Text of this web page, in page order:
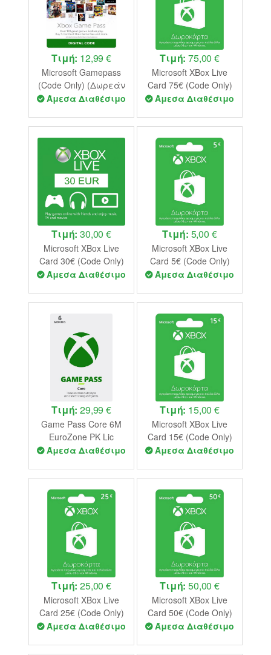
Τιμή: 12,99 €
Microsoft Gamepass
(Code Only) (Δωρεάν
Αποστολή)
Άμεσα Διαθέσιμο
Τιμή:75,00 €
Microsoft XBox Live
Card 75€ (Code Only)
Άμεσα Διαθέσιμο
Τιμή:30,00 €
Microsoft XBox Live
Card 30€ (Code Only)
Άμεσα Διαθέσιμο
Τιμή: 5,00 €
Microsoft XBox Live
Card 5€ (Code Only)
Άμεσα Διαθέσιμο
Τιμή:29,99 €
Game Pass Core 6M
EuroZone PK Lic
Online ESD (Code
Άμεσα Διαθέσιμο
Τιμή: 15,00 €
Microsoft XBox Live
Card 15€ (Code Only)
Άμεσα Διαθέσιμο
Τιμή:25,00 €
Microsoft XBox Live
Card 25€ (Code Only)
Άμεσα Διαθέσιμο
Τιμή:50,00 €
Microsoft XBox Live
Card 50€ (Code Only)
Άμεσα Διαθέσιμο